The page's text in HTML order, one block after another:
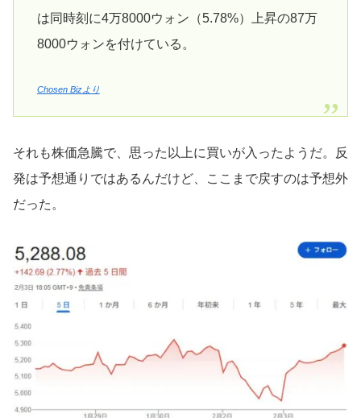
は同時刻に4万8000ウォン（5.78%）上昇の87万
8000ウォンを付けている。
Chosen Bizより
それも株価急騰で、思った以上に買いが入ったようだ。反
発は予想通りではあるんだけど、ここまで戻すのは予想外
だった。